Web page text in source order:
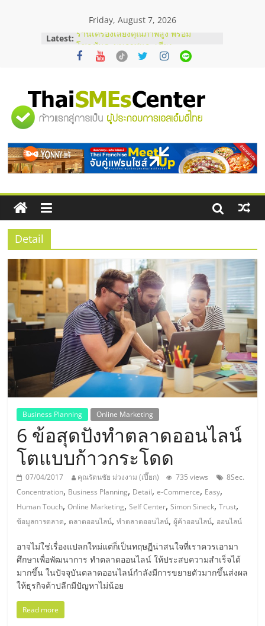
Friday, August 7, 2026
Latest: ร้านเครื่องเสียงคุณภาพสูง พร้อม
โซลูชันระบบภาพและเสียง
บริษัท Cybersecurity ในไทยที่ไหนดี?
อยากหาเงินทุน เพิ่มสภาพคล่องให้ธุรกิจ
เริ่มยังไงให้ผ่านฉลุย
สัมมนาออนไลน์ โอกาสบริหารสถานี
สัมมนาลงทุน แฟรนไชส์ยอนนี่
ThaiFranchise Meet Up จับคู่แฟรน
ไชส์ ครั้งที่ 8
"ศูนย์
รวม
ข้อมูล
ธุรกิจ
SME
แห่ง
ประเทศไทย,
ThaiSMEsCenter,
รวม
ธุรกิจ
เอ
ส
เอ็
มอี
ไทย,
SMEs,
Detail
Business Planning Online Marketing
6 ข้อสุดปังทำตลาดออนไลน์
โตแบบก้าวกระโดด
07/04/2017 คุณรัตนชัย ม่วงงาม (เปี๊ยก) 735 views
8Sec.
Concentration, Business Planning, Detail,e-Commerce, Easy,
Human Touch,Online Marketing,Self Center,Simon Sineck,Trust,
ข้อมูลการตลาด, ตลาดออนไลน์,ทำตลาดออนไลน์,ผู้ค้าออนไลน์, ออนไลน์
อาจไม่ใช่เรื่องแปลกใหม่แต่ก็เป็นทฤษฏีน่าสนใจที่เราควรเอามา
ศึกษาเพื่อพัฒนาการ ทำตลาดออนไลน์ ให้ประสบความสำเร็จได้
มากขึ้น ในปัจจุบันตลาดออนไลน์กำลังมีการขยายตัวมากขึ้นส่งผล
ให้ธุรกิจค้าปลีกมีปัญหาไม่น้อย
Read more